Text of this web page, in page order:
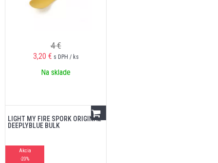
4 €
3,20 € s DPH / ks
Na sklade
LIGHT MY FIRE SPORK ORIGINAL
DEEPLYBLUE BULK
Akcia
-20%